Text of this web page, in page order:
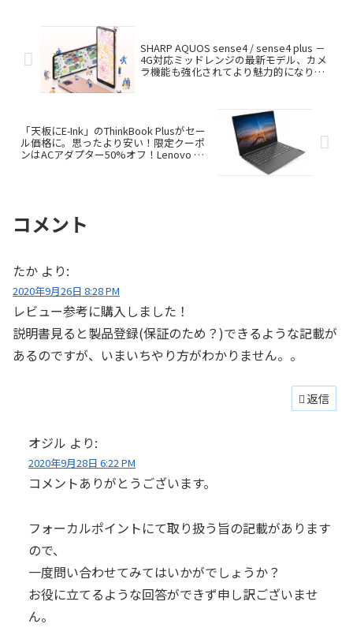
SHARP AQUOS sense4 / sense4 plus －
4G対応ミッドレンジの最新モデル、カメ
ラ機能も強化されてより魅力的になりま
「天板にE-Ink」のThinkBook Plusがセー
ル価格に。思ったより安い！限定クーポ
ンはACアダプター50%オフ！Lenovo ク
コメント
たか より:
2020年9月26日 8:28 PM
レビュー参考に購入しました！
説明書見ると製品登録(保証のため？)できるような記載が
あるのですが、いまいちやり方がわかりません。。
返信
オジル より:
2020年9月28日 6:22 PM
コメントありがとうございます。
フォーカルポイントにて取り扱う旨の記載があります
ので、
一度問い合わせてみてはいかがでしょうか？
お役に立てるような回答ができず申し訳ございませ
ん。